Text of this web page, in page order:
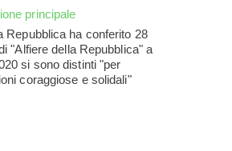
principale
Repubblica ha conferito 28
"Alfiere della Repubblica" a
si sono distinti "per
coraggiose e solidali"